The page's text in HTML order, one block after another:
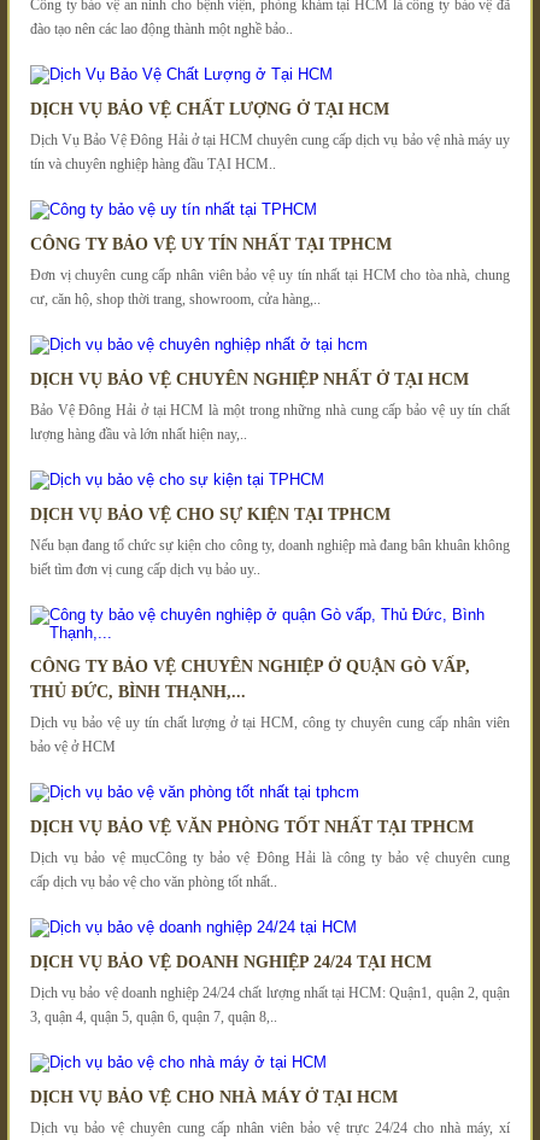
Công ty bảo vệ an ninh cho bệnh viện, phòng khám tại HCM là công ty bảo vệ đã
đào tạo nên các lao động thành một nghề bảo..
DỊCH VỤ BẢO VỆ CHẤT LƯỢNG Ở TẠI HCM
Dịch Vụ Bảo Vệ Đông Hải ở tại HCM chuyên cung cấp dịch vụ bảo vệ nhà máy uy
tín và chuyên nghiệp hàng đầu TẠI HCM..
CÔNG TY BẢO VỆ UY TÍN NHẤT TẠI TPHCM
Đơn vị chuyên cung cấp nhân viên bảo vệ uy tín nhất tại HCM cho tòa nhà, chung
cư, căn hộ, shop thời trang, showroom, cửa hàng,..
DỊCH VỤ BẢO VỆ CHUYÊN NGHIỆP NHẤT Ở TẠI HCM
Bảo Vệ Đông Hải ở tại HCM là một trong những nhà cung cấp bảo vệ uy tín chất
lượng hàng đầu và lớn nhất hiện nay,..
DỊCH VỤ BẢO VỆ CHO SỰ KIỆN TẠI TPHCM
Nếu bạn đang tổ chức sự kiện cho công ty, doanh nghiệp mà đang bân khuân không
biết tìm đơn vị cung cấp dịch vụ bảo uy..
CÔNG TY BẢO VỆ CHUYÊN NGHIỆP Ở QUẬN GÒ VẤP,
THỦ ĐỨC, BÌNH THẠNH,...
Dịch vụ bảo vệ uy tín chất lượng ở tại HCM, công ty chuyên cung cấp nhân viên
bảo vệ ở HCM
DỊCH VỤ BẢO VỆ VĂN PHÒNG TỐT NHẤT TẠI TPHCM
Dịch vụ bảo vệ mụcCông ty bảo vệ Đông Hải là công ty bảo vệ chuyên cung
cấp dịch vụ bảo vệ cho văn phòng tốt nhất..
DỊCH VỤ BẢO VỆ DOANH NGHIỆP 24/24 TẠI HCM
Dịch vụ bảo vệ doanh nghiệp 24/24 chất lượng nhất tại HCM: Quận1, quận 2, quận
3, quận 4, quận 5, quận 6, quận 7, quận 8,..
DỊCH VỤ BẢO VỆ CHO NHÀ MÁY Ở TẠI HCM
Dịch vụ bảo vệ chuyên cung cấp nhân viên bảo vệ trực 24/24 cho nhà máy, xí